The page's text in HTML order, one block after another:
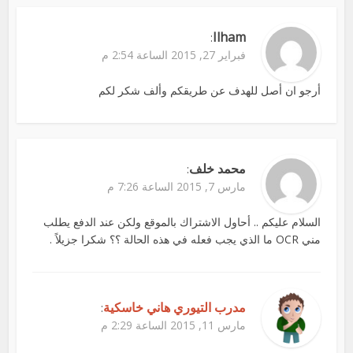
Ilham
:
فبراير 27, 2015 الساعة 2:54 م
أرجو ان أصل للهدف عن طريقكم وألف شكر لكم
محمد خلف:
مارس 7, 2015 الساعة 7:26 م
السلام عليكم .. أحاول الاشتراك بالموقع ولكن عند الدفع يطلب
مني OCR ما الذي يجب فعله في هذه الحالة ؟؟ شكرا جزيلاً .
مدرب التيوري هاني خاسكية:
مارس 11, 2015 الساعة 2:29 م